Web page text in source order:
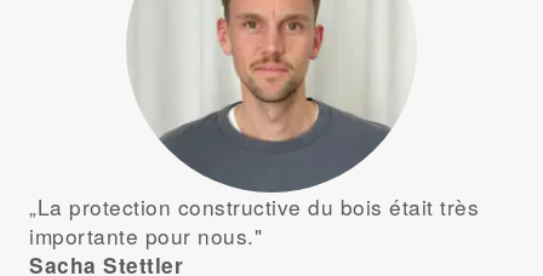
„La protection constructive du bois était très
importante pour nous."
Sacha Stettler